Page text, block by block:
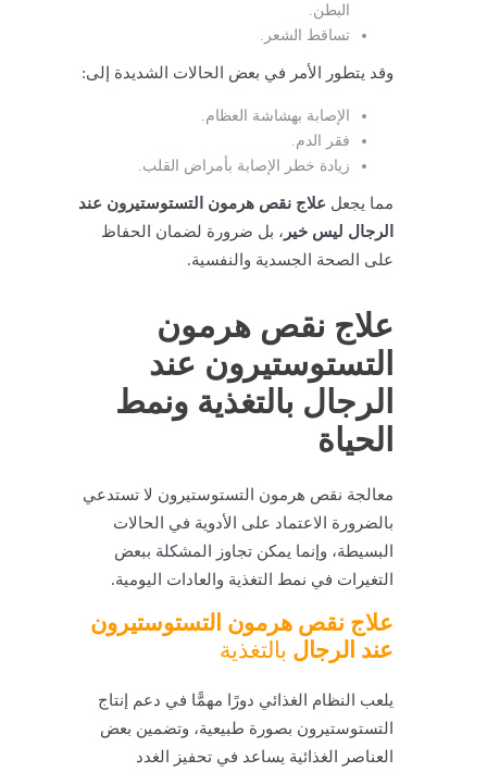
البطن.
تساقط الشعر.
وقد يتطور الأمر في بعض الحالات الشديدة إلى:
الإصابة بهشاشة العظام.
فقر الدم.
زيادة خطر الإصابة بأمراض القلب.
مما يجعل علاج نقص هرمون التستوستيرون عند
الرجال ليس خير ، بل ضرورة لضمان الحفاظ
على الصحة الجسدية والنفسية.
علاج نقص هرمون
التستوستيرون عند
الرجال بالتغذية ونمط
الحياة
معالجة نقص هرمون التستوستيرون لا تستدعي
بالضرورة الاعتماد على الأدوية في الحالات
البسيطة، وإنما يمكن تجاوز المشكلة ببعض
التغيرات في نمط التغذية والعادات اليومية.
علاج نقص هرمون التستوستيرون
عند الرجال بالتغذية
يلعب النظام الغذائي دورًا مهمًّا في دعم إنتاج
التستوستيرون بصورة طبيعية، وتضمين بعض
العناصر الغذائية يساعد في تحفيز الغدد